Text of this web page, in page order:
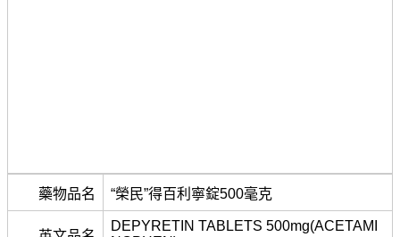
藥物品名 “榮民”得百利寧錠500毫克
DEPYRETIN TABLETS 500mg(ACETAMI